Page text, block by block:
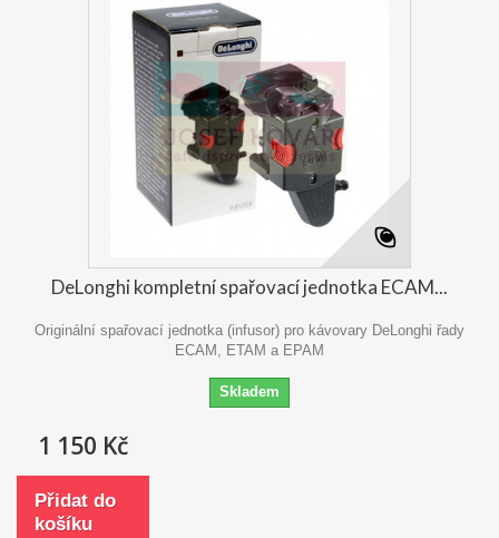
DeLonghi kompletní spařovací jednotka ECAM...
Originální spařovací jednotka (infusor) pro kávovary DeLonghi řady
ECAM, ETAM a EPAM
Skladem
1 150 Kč
Přidat do
košíku